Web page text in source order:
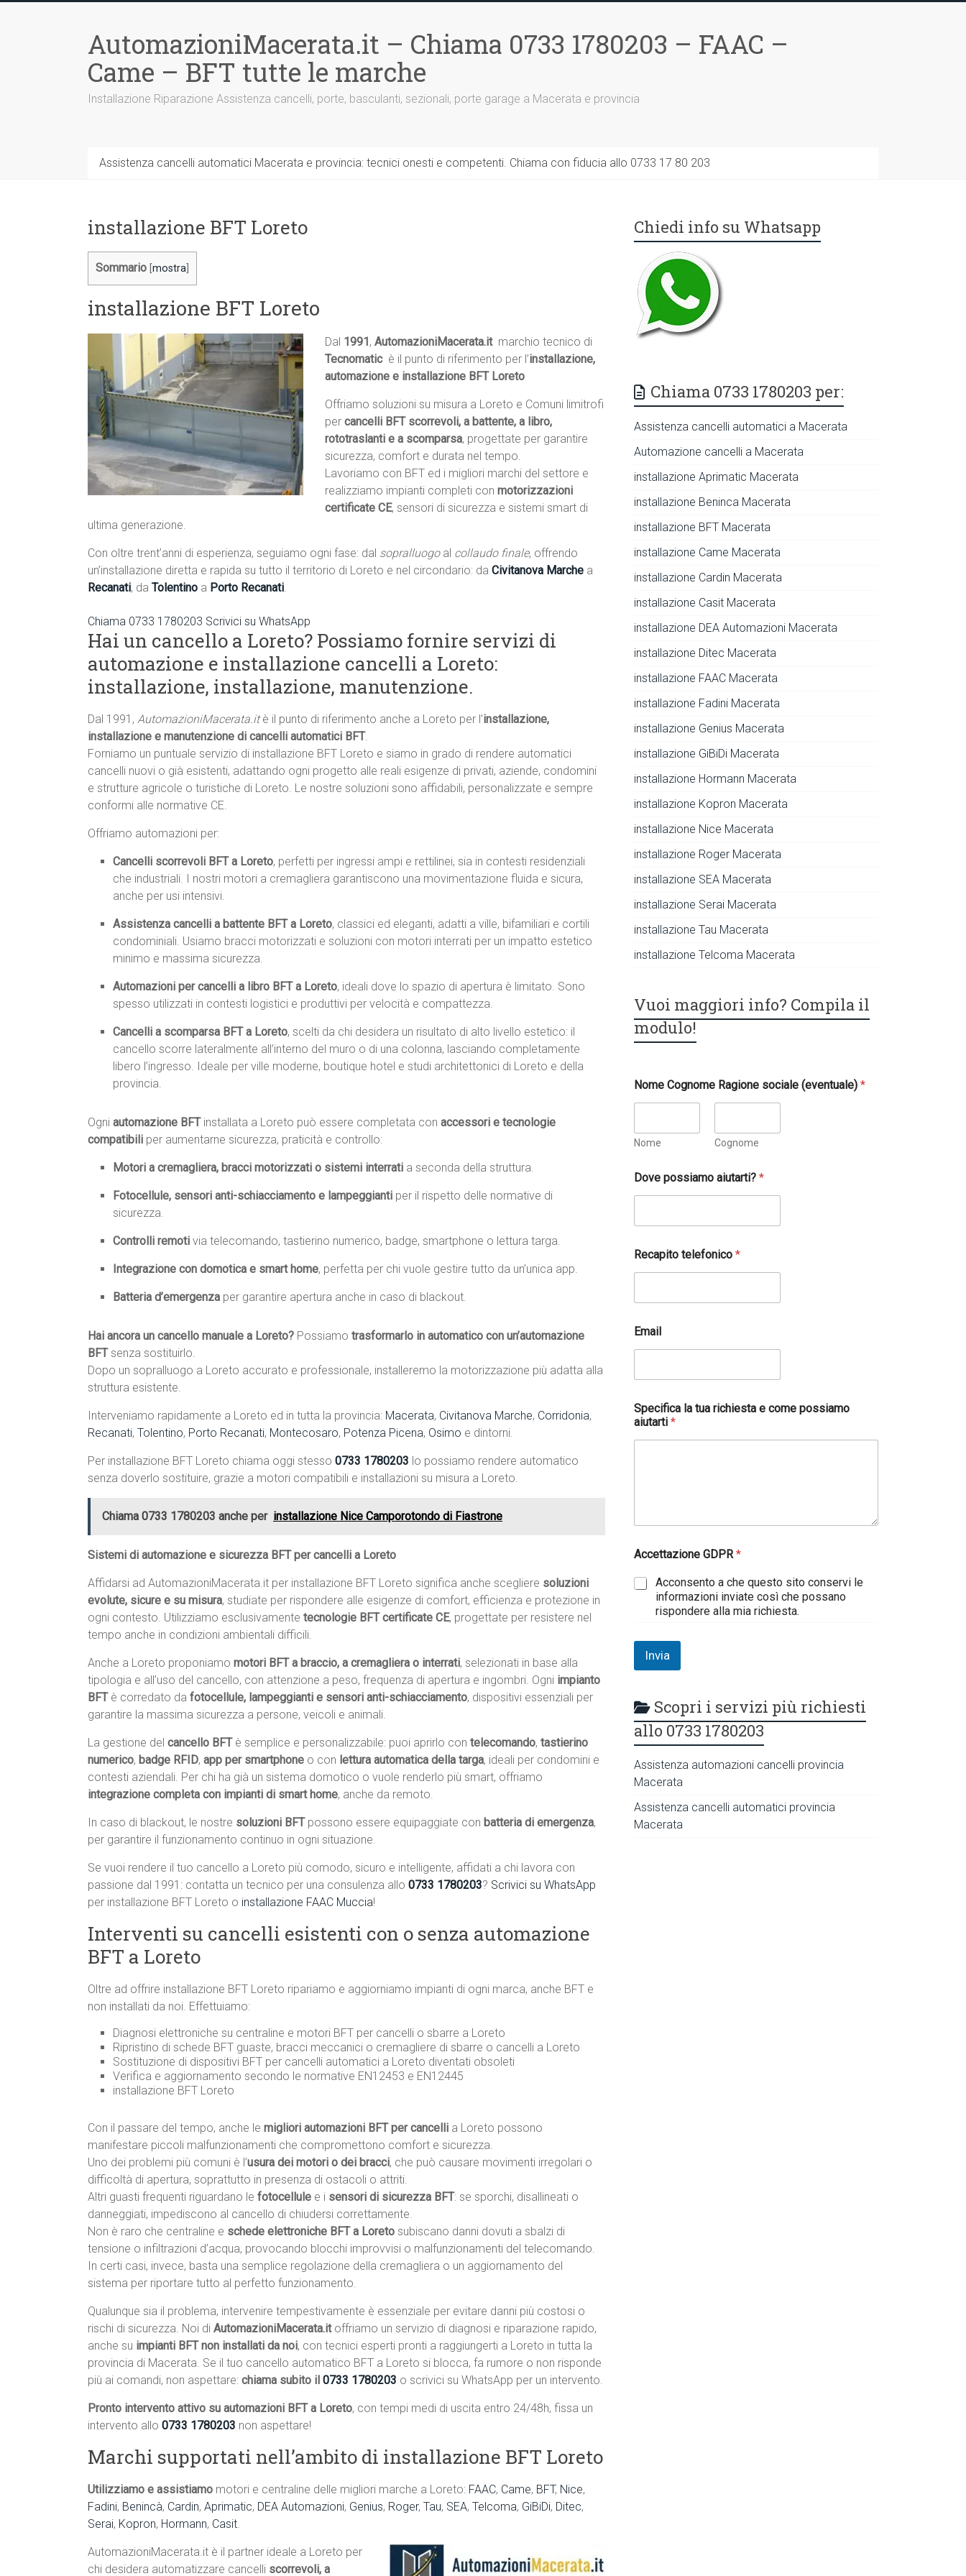
AutomazioniMacerata.it – Chiama 0733 1780203 – FAAC –
Came – BFT tutte le marche
Installazione Riparazione Assistenza cancelli, porte, basculanti, sezionali, porte garage a Macerata e provincia
Assistenza cancelli automatici Macerata e provincia: tecnici onesti e competenti. Chiama con fiducia allo 0733 17 80 203
installazione BFT Loreto
Sommario mostra
installazione BFT Loreto
Dal 1991 , AutomazioniMacerata.it marchio tecnico di
Tecnomatic  è il punto di riferimento per l’installazione,
automazione e installazione BFT Loreto
Offriamo soluzioni su misura a Loreto e Comuni limitrofi
per cancelli BFT scorrevoli, a battente, a libro,
rototraslanti e a scomparsa, progettate per garantire
sicurezza, comfort e durata nel tempo.
Lavoriamo con BFT ed i migliori marchi del settore e
realizziamo impianti completi con motorizzazioni
certificate CE, sensori di sicurezza e sistemi smart di
ultima generazione.
Con oltre trent’anni di esperienza, seguiamo ogni fase: dal sopralluogo al collaudo finale, offrendo
un’installazione diretta e rapida su tutto il territorio di Loreto e nel circondario: da Civitanova Marche a
Recanati, da Tolentino a Porto Recanati.
Chiama 0733 1780203 Scrivici su WhatsApp
Hai un cancello a Loreto? Possiamo fornire servizi di
automazione e installazione cancelli a Loreto:
installazione, installazione, manutenzione.
Dal 1991, AutomazioniMacerata.itè il punto di riferimento anche a Loreto per l’installazione,
installazione e manutenzione di cancelli automatici BFT.
Forniamo un puntuale servizio di installazione BFT Loreto e siamo in grado di rendere automatici
cancelli nuovi o già esistenti, adattando ogni progetto alle reali esigenze di privati, aziende, condomini
e strutture agricole o turistiche di Loreto. Le nostre soluzioni sono affidabili, personalizzate e sempre
conformi alle normative CE.
Offriamo automazioni per:
Cancelli scorrevoli BFT a Loreto, perfetti per ingressi ampi e rettilinei, sia in contesti residenziali
che industriali. I nostri motori a cremagliera garantiscono una movimentazione fluida e sicura,
anche per usi intensivi.
Assistenza cancelli a battente BFT a Loreto, classici ed eleganti, adatti a ville, bifamiliari e cortili
condominiali. Usiamo bracci motorizzati e soluzioni con motori interrati per un impatto estetico
minimo e massima sicurezza.
Automazioni per cancelli a libro BFT a Loreto, ideali dove lo spazio di apertura è limitato. Sono
spesso utilizzati in contesti logistici e produttivi per velocità e compattezza.
Cancelli a scomparsa BFT a Loreto, scelti da chi desidera un risultato di alto livello estetico: il
cancello scorre lateralmente all’interno del muro o di una colonna, lasciando completamente
libero l’ingresso. Ideale per ville moderne, boutique hotel e studi architettonici di Loreto e della
provincia.
Ogni automazione BFTinstallata a Loreto può essere completata con accessori e tecnologie
compatibili per aumentarne sicurezza, praticità e controllo:
Motori a cremagliera, bracci motorizzati o sistemi interrati a seconda della struttura.
Fotocellule, sensori anti-schiacciamento e lampeggianti per il rispetto delle normative di
sicurezza.
Controlli remoti via telecomando, tastierino numerico, badge, smartphone o lettura targa.
Integrazione con domotica e smart home, perfetta per chi vuole gestire tutto da un’unica app.
Batteria d’emergenza per garantire apertura anche in caso di blackout.
Hai ancora un cancello manuale a Loreto? Possiamo trasformarlo in automatico con un’automazione
BFTsenza sostituirlo.
Dopo un sopralluogo a Loreto accurato e professionale, installeremo la motorizzazione più adatta alla
struttura esistente.
Interveniamo rapidamente a Loreto ed in tutta la provincia: Macerata, Civitanova Marche, Corridonia,
Recanati, Tolentino, Porto Recanati, Montecosaro, Potenza Picena, Osimo e dintorni.
Per installazione BFT Loreto chiama oggi stesso 0733 1780203 lo possiamo rendere automatico
senza doverlo sostituire, grazie a motori compatibili e installazioni su misura a Loreto.
Chiama 0733 1780203 anche per installazione Nice Camporotondo di Fiastrone
Sistemi di automazione e sicurezza BFT per cancelli a Loreto
Affidarsi ad AutomazioniMacerata.it per installazione BFT Loreto significa anche scegliere soluzioni
evolute, sicure e su misura, studiate per rispondere alle esigenze di comfort, efficienza e protezione in
ogni contesto. Utilizziamo esclusivamente tecnologie BFT certificate CE, progettate per resistere nel
tempo anche in condizioni ambientali difficili.
Anche a Loreto proponiamo motori BFT a braccio, a cremagliera o interrati, selezionati in base alla
tipologia e all’uso del cancello, con attenzione a peso, frequenza di apertura e ingombri. Ogni impianto
BFTè corredato da fotocellule, lampeggianti e sensori anti-schiacciamento, dispositivi essenziali per
garantire la massima sicurezza a persone, veicoli e animali.
La gestione del cancello BFTè semplice e personalizzabile: puoi aprirlo con telecomando, tastierino
numerico, badge RFID, app per smartphone o con lettura automatica della targa, ideali per condomini e
contesti aziendali. Per chi ha già un sistema domotico o vuole renderlo più smart, offriamo
integrazione completa con impianti di smart home, anche da remoto.
In caso di blackout, le nostre soluzioni BFTpossono essere equipaggiate con batteria di emergenza,
per garantire il funzionamento continuo in ogni situazione.
Se vuoi rendere il tuo cancello a Loreto più comodo, sicuro e intelligente, affidati a chi lavora con
passione dal 1991: contatta un tecnico per una consulenza allo 0733 1780203? Scrivici su WhatsApp
per installazione BFT Loreto o installazione FAAC Muccia!
Interventi su cancelli esistenti con o senza automazione
BFT a Loreto
Oltre ad offrire installazione BFT Loreto ripariamo e aggiorniamo impianti di ogni marca, anche BFT e
non installati da noi. Effettuiamo:
Diagnosi elettroniche su centraline e motori BFT per cancelli o sbarre a Loreto
Ripristino di schede BFT guaste, bracci meccanici o cremagliere di sbarre o cancelli a Loreto
Sostituzione di dispositivi BFT per cancelli automatici a Loreto diventati obsoleti
Verifica e aggiornamento secondo le normative EN12453 e EN12445
installazione BFT Loreto
Con il passare del tempo, anche le migliori automazioni BFT per cancelli a Loreto possono
manifestare piccoli malfunzionamenti che compromettono comfort e sicurezza.
Uno dei problemi più comuni è l’usura dei motori o dei bracci, che può causare movimenti irregolari o
difficoltà di apertura, soprattutto in presenza di ostacoli o attriti.
Altri guasti frequenti riguardano le fotocellule e i sensori di sicurezza BFT: se sporchi, disallineati o
danneggiati, impediscono al cancello di chiudersi correttamente.
Non è raro che centraline e schede elettroniche BFT a Loreto subiscano danni dovuti a sbalzi di
tensione o infiltrazioni d’acqua, provocando blocchi improvvisi o malfunzionamenti del telecomando.
In certi casi, invece, basta una semplice regolazione della cremagliera o un aggiornamento del
sistema per riportare tutto al perfetto funzionamento.
Qualunque sia il problema, intervenire tempestivamente è essenziale per evitare danni più costosi o
rischi di sicurezza. Noi di AutomazioniMacerata.itoffriamo un servizio di diagnosi e riparazione rapido,
anche su impianti BFT non installati da noi, con tecnici esperti pronti a raggiungerti a Loreto in tutta la
provincia di Macerata. Se il tuo cancello automatico BFT a Loreto si blocca, fa rumore o non risponde
più ai comandi, non aspettare: chiama subito il 0733 1780203 o scrivici su WhatsApp per un intervento.
Pronto intervento attivo su automazioni BFT a Loreto, con tempi medi di uscita entro 24/48h, fissa un
intervento allo 0733 1780203 non aspettare!
Marchi supportati nell’ambito di installazione BFT Loreto
Utilizziamo e assistiamo motori e centraline delle migliori marche a Loreto: FAAC, Came, BFT, Nice,
Fadini, Benincà, Cardin, Aprimatic, DEA Automazioni, Genius, Roger, Tau, SEA, Telcoma, GiBiDi, Ditec,
Serai, Kopron, Hormann, Casit.
AutomazioniMacerata.it è il partner ideale a Loreto per
chi desidera automatizzare cancelli scorrevoli, a
Chiedi info su Whatsapp
Chiama 0733 1780203 per:
Assistenza cancelli automatici a Macerata
Automazione cancelli a Macerata
installazione Aprimatic Macerata
installazione Beninca Macerata
installazione BFT Macerata
installazione Came Macerata
installazione Cardin Macerata
installazione Casit Macerata
installazione DEA Automazioni Macerata
installazione Ditec Macerata
installazione FAAC Macerata
installazione Fadini Macerata
installazione Genius Macerata
installazione GiBiDi Macerata
installazione Hormann Macerata
installazione Kopron Macerata
installazione Nice Macerata
installazione Roger Macerata
installazione SEA Macerata
installazione Serai Macerata
installazione Tau Macerata
installazione Telcoma Macerata
Vuoi maggiori info? Compila il
modulo!
Nome Cognome Ragione sociale (eventuale)*
Nome Cognome
Dove possiamo aiutarti?*
p
e
i
i
c
a
o
e
E
Recapito telefonico*
Email
Specifica la tua richiesta e come possiamo
aiutarti*
Accettazione GDPR*
Acconsento a che questo sito conservi le
informazioni inviate così che possano
rispondere alla mia richiesta.
Invia
Scopri i servizi più richiesti
allo 0733 1780203
Assistenza automazioni cancelli provincia
Macerata
Assistenza cancelli automatici provincia
Macerata